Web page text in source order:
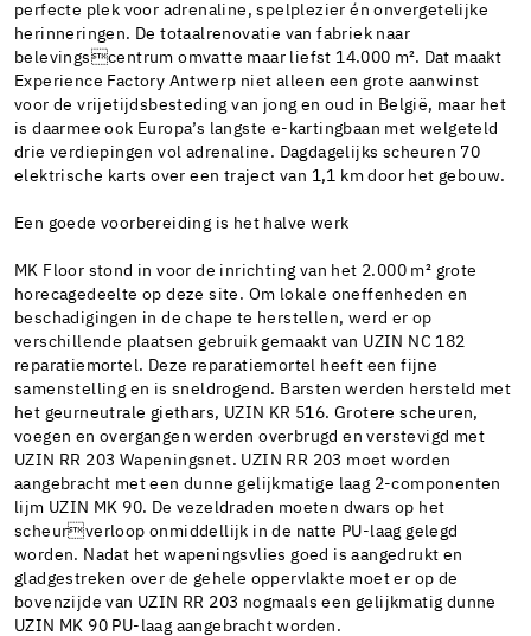
perfecte plek voor adrenaline, spelplezier én onvergetelijke
herinneringen. De totaalrenovatie van fabriek naar
belevingscentrum omvatte maar liefst 14.000 m². Dat maakt
Experience Factory Antwerp niet alleen een grote aanwinst
voor de vrijetijdsbesteding van jong en oud in België, maar het
is daarmee ook Europa’s langste e-kartingbaan met welgeteld
drie verdiepingen vol adrenaline. Dagdagelijks scheuren 70
elektrische karts over een traject van 1,1 km door het gebouw.
Een goede voorbereiding is het halve werk
MK Floor stond in voor de inrichting van het 2.000 m² grote
horecagedeelte op deze site. Om lokale oneffenheden en
beschadigingen in de chape te herstellen, werd er op
verschillende plaatsen gebruik gemaakt van UZIN NC 182
reparatiemortel. Deze reparatiemortel heeft een fijne
samenstelling en is sneldrogend. Barsten werden hersteld met
het geurneutrale giethars, UZIN KR 516. Grotere scheuren,
voegen en overgangen werden overbrugd en verstevigd met
UZIN RR 203 Wapeningsnet. UZIN RR 203 moet worden
aangebracht met een dunne gelijkmatige laag 2-componenten
lijm UZIN MK 90. De vezeldraden moeten dwars op het
scheurverloop onmiddellijk in de natte PU-laag gelegd
worden. Nadat het wapeningsvlies goed is aangedrukt en
gladgestreken over de gehele oppervlakte moet er op de
bovenzijde van UZIN RR 203 nogmaals een gelijkmatig dunne
UZIN MK 90 PU-laag aangebracht worden.